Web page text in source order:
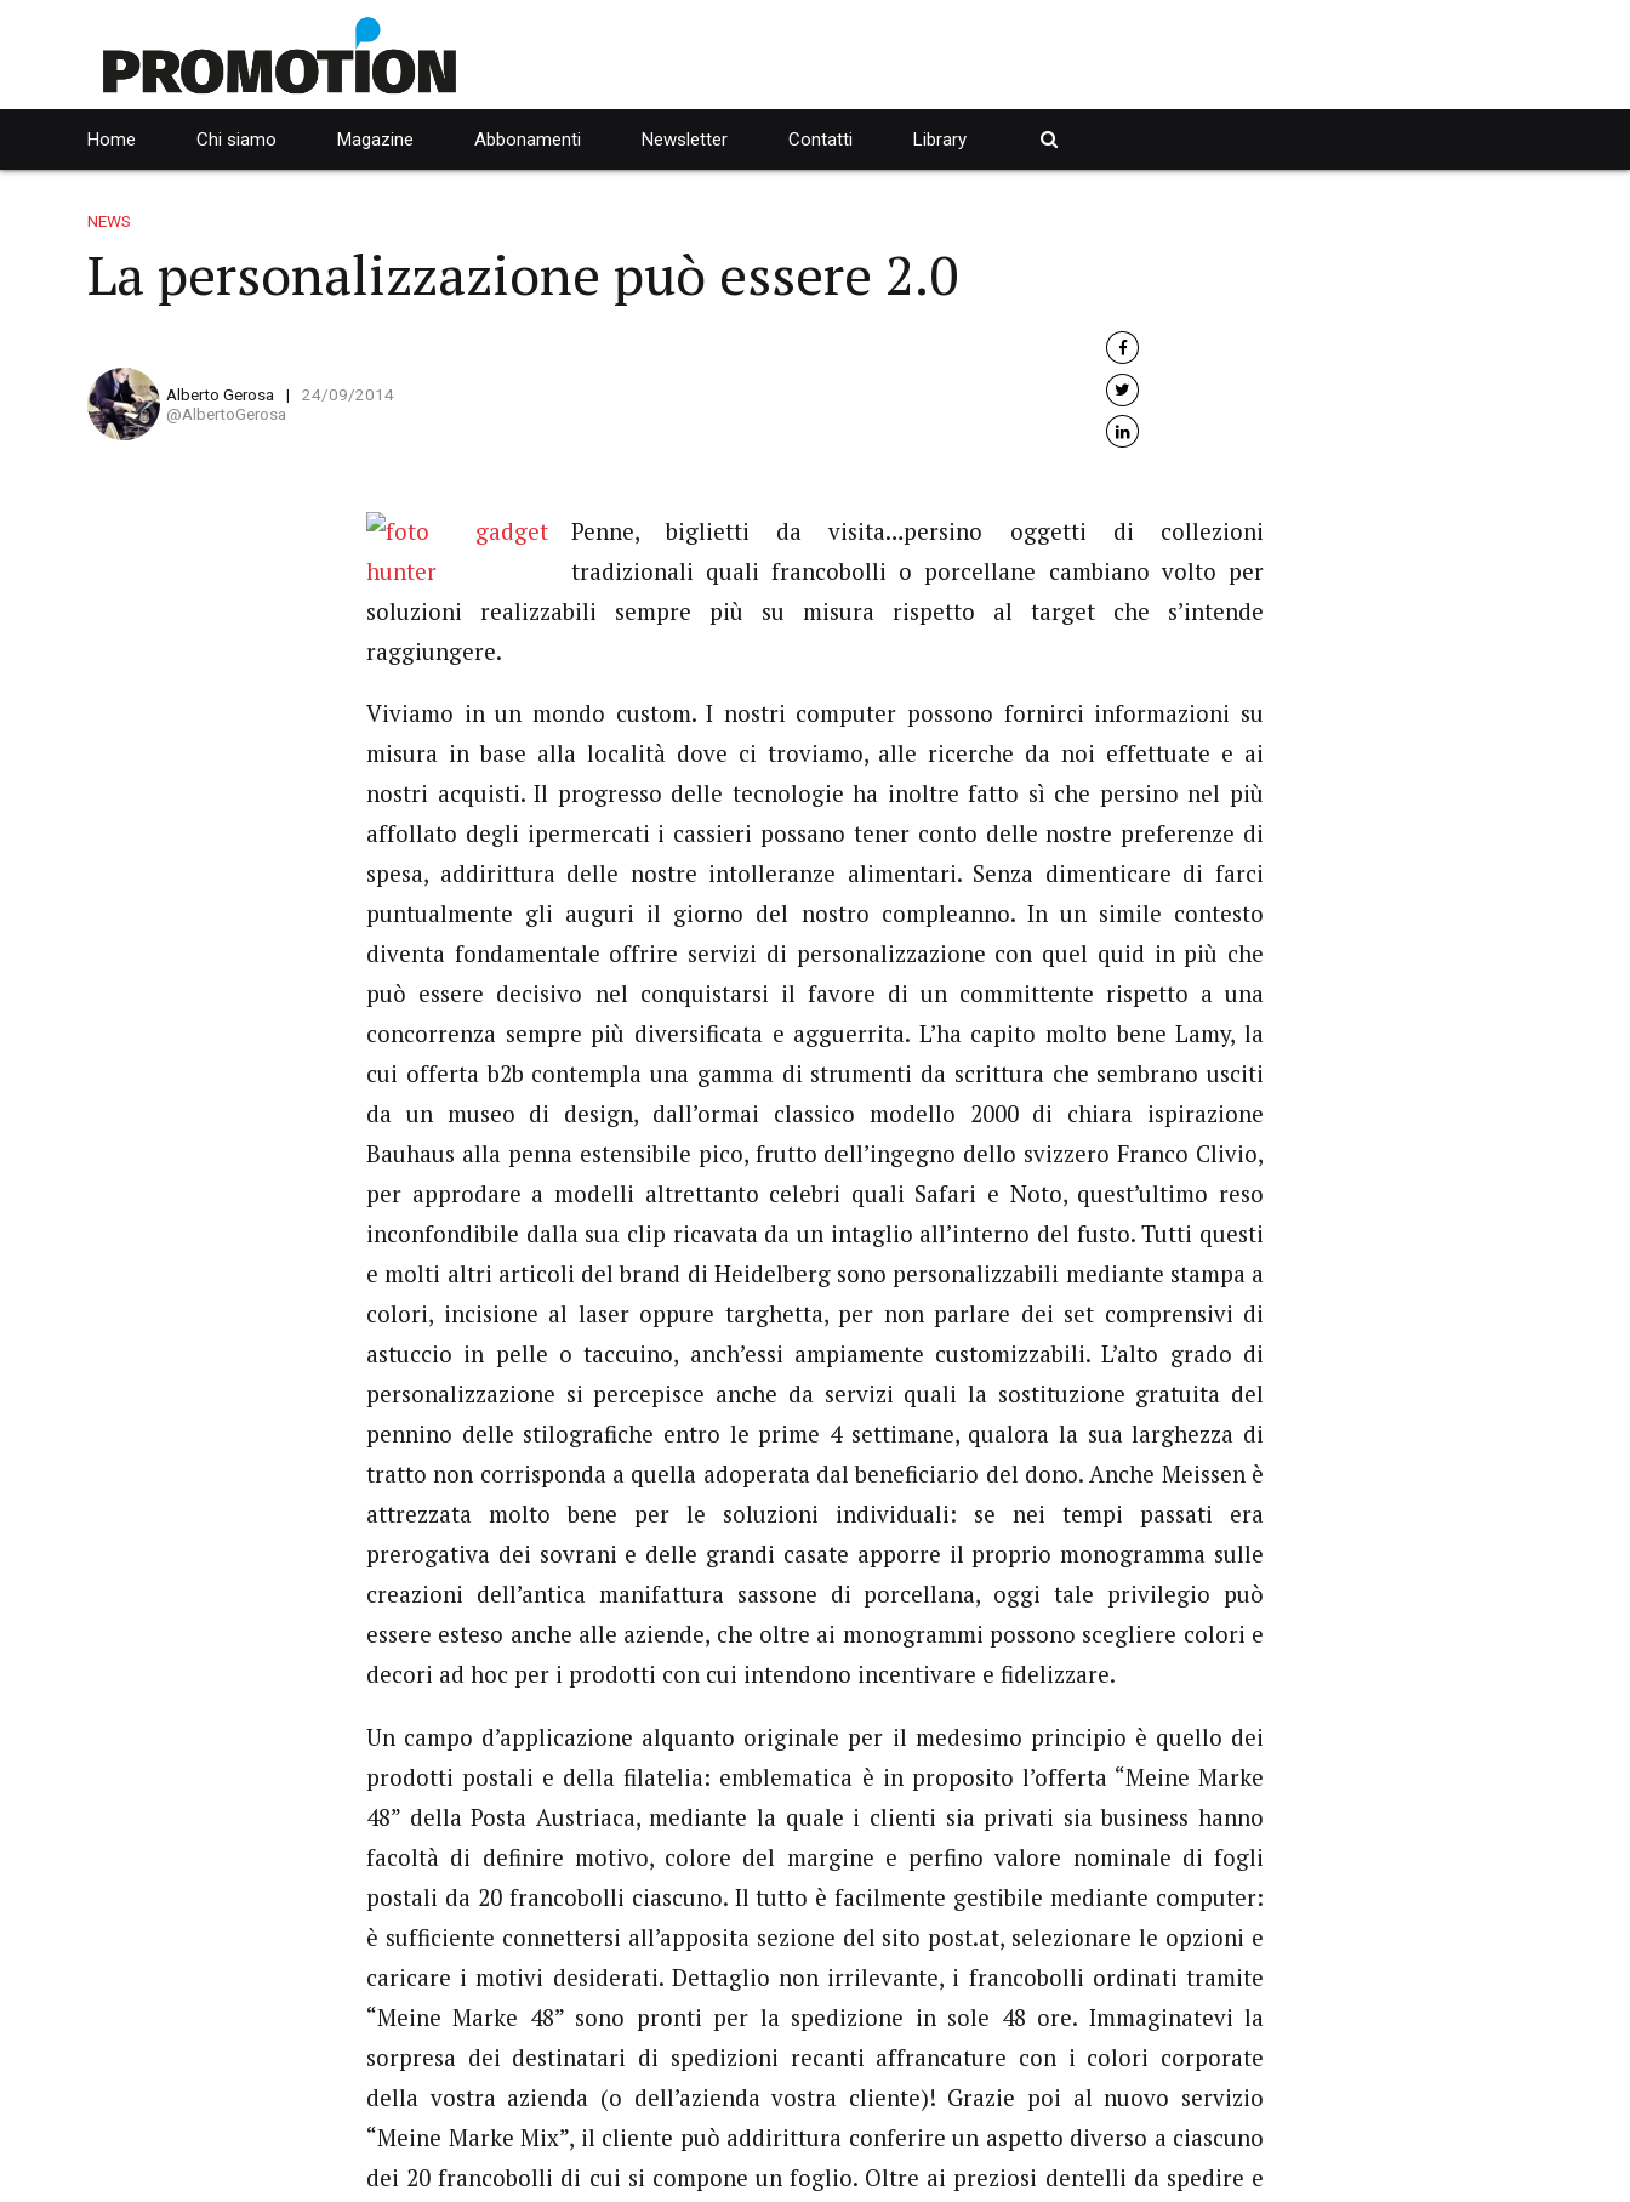
Home Chi siamo Magazine Abbonamenti Newsletter Contatti Library
NEWS
La personalizzazione può essere 2.0
Alberto Gerosa
AlbertoGerosa
24/09/2014
Penne, biglietti da visita…persino oggetti di collezioni
tradizionali quali francobolli o porcellane cambiano volto per
soluzioni realizzabili sempre più su misura rispetto al target che s’intende
raggiungere.
Viviamo in un mondo custom. I nostri computer possono fornirci informazioni su
misura in base alla località dove ci troviamo, alle ricerche da noi effettuate e ai
nostri acquisti. Il progresso delle tecnologie ha inoltre fatto sì che persino nel più
affollato degli ipermercati i cassieri possano tener conto delle nostre preferenze di
spesa, addirittura delle nostre intolleranze alimentari. Senza dimenticare di farci
puntualmente gli auguri il giorno del nostro compleanno. In un simile contesto
diventa fondamentale offrire servizi di personalizzazione con quel quid in più che
può essere decisivo nel conquistarsi il favore di un committente rispetto a una
concorrenza sempre più diversificata e agguerrita. L’ha capito molto bene Lamy, la
cui offerta b2b contempla una gamma di strumenti da scrittura che sembrano usciti
da un museo di design, dall’ormai classico modello 2000 di chiara ispirazione
Bauhaus alla penna estensibile pico, frutto dell’ingegno dello svizzero Franco Clivio,
per approdare a modelli altrettanto celebri quali Safari e Noto, quest’ultimo reso
inconfondibile dalla sua clip ricavata da un intaglio all’interno del fusto. Tutti questi
e molti altri articoli del brand di Heidelberg sono personalizzabili mediante stampa a
colori, incisione al laser oppure targhetta, per non parlare dei set comprensivi di
astuccio in pelle o taccuino, anch’essi ampiamente customizzabili. L’alto grado di
personalizzazione si percepisce anche da servizi quali la sostituzione gratuita del
pennino delle stilografiche entro le prime 4 settimane, qualora la sua larghezza di
tratto non corrisponda a quella adoperata dal beneficiario del dono. Anche Meissen è
attrezzata molto bene per le soluzioni individuali: se nei tempi passati era
prerogativa dei sovrani e delle grandi casate apporre il proprio monogramma sulle
creazioni dell’antica manifattura sassone di porcellana, oggi tale privilegio può
essere esteso anche alle aziende, che oltre ai monogrammi possono scegliere colori e
decori ad hoc per i prodotti con cui intendono incentivare e fidelizzare.
Un campo d’applicazione alquanto originale per il medesimo principio è quello dei
prodotti postali e della filatelia: emblematica è in proposito l’offerta “Meine Marke
48” della Posta Austriaca, mediante la quale i clienti sia privati sia business hanno
facoltà di definire motivo, colore del margine e perfino valore nominale di fogli
postali da 20 francobolli ciascuno. Il tutto è facilmente gestibile mediante computer:
è sufficiente connettersi all’apposita sezione del sito post.at, selezionare le opzioni e
caricare i motivi desiderati. Dettaglio non irrilevante, i francobolli ordinati tramite
“Meine Marke 48” sono pronti per la spedizione in sole 48 ore. Immaginatevi la
sorpresa dei destinatari di spedizioni recanti affrancature con i colori corporate
della vostra azienda (o dell’azienda vostra cliente)! Grazie poi al nuovo servizio
“Meine Marke Mix”, il cliente può addirittura conferire un aspetto diverso a ciascuno
dei 20 francobolli di cui si compone un foglio. Oltre ai preziosi dentelli da spedire e